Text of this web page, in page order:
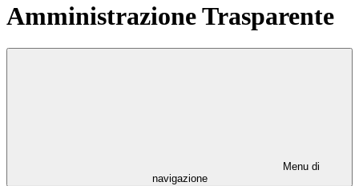
Amministrazione Trasparente
Menu di
navigazione